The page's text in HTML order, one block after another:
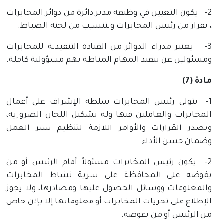
2- يكون التعيين في وظيفة مدير دائرة من دوائر المخابرات
، بقرار من رئيس المخابرات وبتنسيب من لجنة الضباط.
3- يعتبر مدراء الدوائر من القيادة التنفيذية للمخابرات
ومسئولين عن تنفيذ المهام المناطة بهم مسؤولية كاملة.
مادة (7)
1- يتولى رئيس المخابرات سلطة الإشراف على أعمال
المخابرات والعاملين فيها وله تشكيل اللجان الضرورية،
ويصدر القرارات والأوامر اللازمة لتنظيم سير العمل
وضمان حسن الأداء.
2- يكون رئيس المخابرات مسئولاً أمام الرئيس أو من
يفوضه على المحافظة على سرية نشاط المخابرات
والمعلومات ووسائل الحصول عليها ومصادرها، ولا يجوز
الإطلاع على تحريات المخابرات أو معلوماتها إلا بإذن خاص
من الرئيس أو من يفوضه.